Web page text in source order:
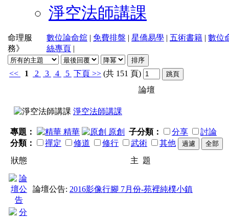
淨空法師講課
命理服
務》
數位論命舘 | 免費排盤 | 星僑易學 | 五術書籍 | 數位
絲專頁 |
<< 1 2 3 4 5 下頁 >> (共 151 頁)
論壇
淨空法師講課
專題： 精華 原創 子分類： 分享
討論
分類：
禪定 修道 修行 武術
其他
狀態
主 題
論壇公告: 2016影像行腳 7月份-苑裡純樸小鎮